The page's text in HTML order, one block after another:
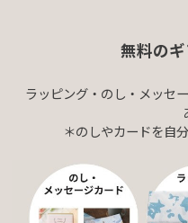
無料の
ラッピング・のし・メッセ
＊のしやカードを自